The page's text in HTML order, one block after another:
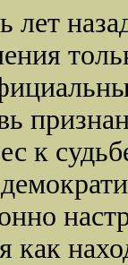
лет
к
как